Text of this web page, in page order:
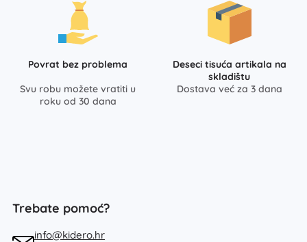
Povrat bez problema
Svu robu možete vratiti u
roku od 30 dana
Deseci tisuća artikala na
skladištu
Dostava već za 3 dana
Trebate pomoć?
info@kidero.hr